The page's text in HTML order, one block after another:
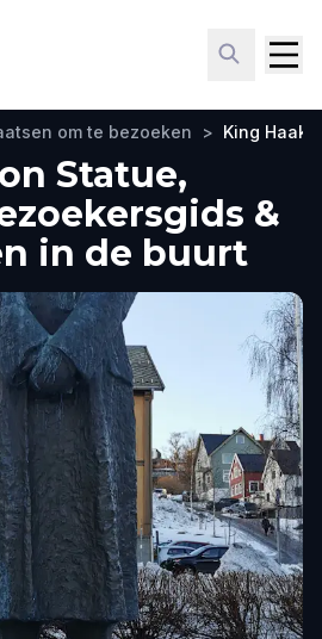
om te bezoeken > King
Statue,
&
in de buurt